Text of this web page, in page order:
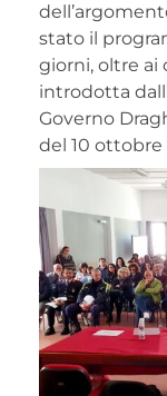
stato il
giorni, oltre ai
introdotta
Governo
del 10 ottobre